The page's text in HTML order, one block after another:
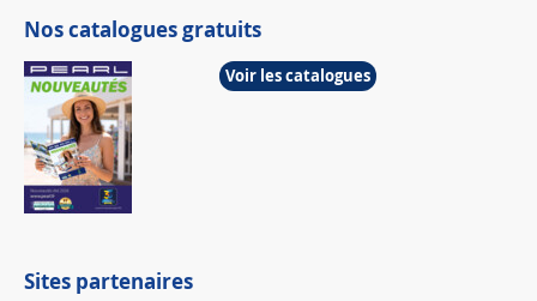
Nos catalogues gratuits
Voir les catalogues
Sites partenaires